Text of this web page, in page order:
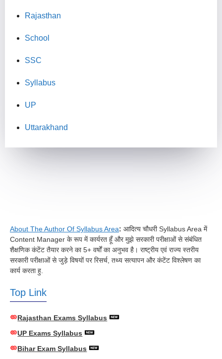
Rajasthan
School
SSC
Syllabus
UP
Uttarakhand
About The Author Of Syllabus Area: आदित्य चौधरी Syllabus Area में
Content Manager के रूप में कार्यरत हूँ और मुझे सरकारी परीक्षाओं से संबंधित
शैक्षणिक कंटेंट तैयार करने का 5+ वर्षों का अनुभव है। राष्ट्रीय एवं राज्य स्तरीय
सरकारी परीक्षाओं से जुड़े विषयों पर रिसर्च, तथ्य सत्यापन और कंटेंट विश्लेषण का
कार्य करता हु.
Top Link
Rajasthan Exams Syllabus
UP Exams Syllabus
Bihar Exam Syllabus